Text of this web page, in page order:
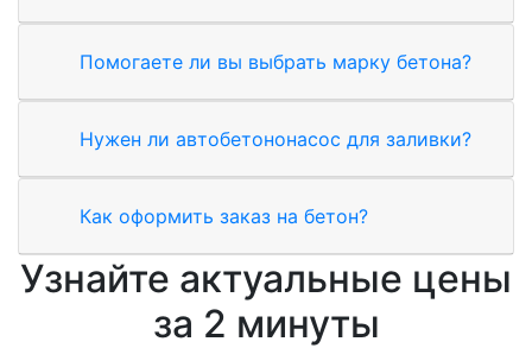
Помогаете ли вы выбрать марку бетона?
Нужен ли автобетононасос для заливки?
Как оформить заказ на бетон?
Узнайте актуальные цены
за 2 минуты